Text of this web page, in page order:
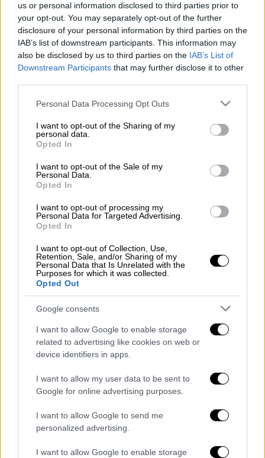
us or personal information disclosed to third parties prior to
your opt-out. You may separately opt-out of the further
disclosure of your personal information by third parties on the
IAB’s list of downstream participants. This information may
also be disclosed by us to third parties on the IAB’s List of
Downstream Participants that may further disclose it to other
Please note that this website/app uses one or more Google
not limited to your visit or usage behaviour. You may click to
grant or deny consent to Google and its third-party tags to
use your data for below specified purposes in below Google
consent section.
Personal Data Processing Opt Outs
I want to opt-out of the Sharing of my
personal data.
Opted In
I want to opt-out of the Sale of my
Personal Data.
Opted In
I want to opt-out of processing my
Personal Data for Targeted Advertising.
Opted In
I want to opt-out of Collection, Use,
Retention, Sale, and/or Sharing of my
Personal Data that Is Unrelated with the
Purposes for which it was collected.
Opted Out
Google consents
I want to allow Google to enable storage
related to advertising like cookies on web or
device identifiers in apps.
I want to allow my user data to be sent to
Google for online advertising purposes.
I want to allow Google to send me
personalized advertising.
I want to allow Google to enable storage
ΙΝΤΙΜΕ/ ΤΖΑΜΑΡΟΣ ΠΑΝΑΓΙΩΤΗΣ
Προσθέστε το ΕΘΝΟΣ στη Google
Μια ακόμη κατηγορία αντιμετωπίζει ο
ψευτογιατρός, ο οποίος πήρε κλήση για
απολογία από την ανακρίτρια. Σε βάρος του
αναγγέλθηκε η κατηγορία της νομιμοποίησης
εσόδων από παράνομη δραστηριότητα.
Ο 48χρονος κατηγορούμενος αναμένεται να
ζητήσει και να λάβει προθεσμία προκειμένου
να ενημερωθεί επί της δικογραφίας που έχει
σχηματιστεί σε βάρος του και εν συνεχεία να
Στο μεταξύ η δίκη του για τις 12
ανθρωποκτονίες και τις 14 απόπειρες
ανθρωποκτονίας για τις οποίες
κατηγορείται διεκόπη επίσης για την
προσεχή Δευτέρα λόγω ασθένειας ενώ
αναπληρωτή ενόρκου.
Κυνήγι χρόνου στα λεωφορεία: Οι οδηγοί
της ΟΣΥ καταγγέλλουν δρομολόγια που
«δεν βγαίνουν» και προειδοποιούν για
κινδύνους
πνίγηκε για να σώσει τη φίλη της